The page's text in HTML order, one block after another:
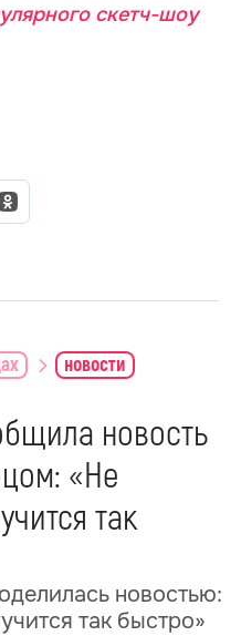
скетч-шоу
новости
новость
«Не
так
новостью:
так быстро»